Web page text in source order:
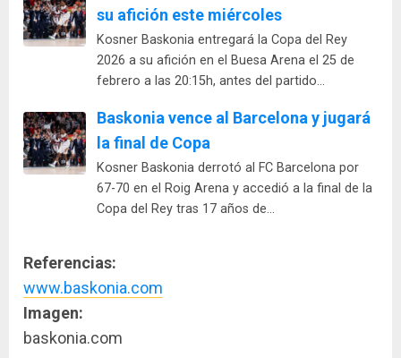
su afición este miércoles
Kosner Baskonia entregará la Copa del Rey
2026 a su afición en el Buesa Arena el 25 de
febrero a las 20:15h, antes del partido…
Baskonia vence al Barcelona y jugará
la final de Copa
Kosner Baskonia derrotó al FC Barcelona por
67-70 en el Roig Arena y accedió a la final de la
Copa del Rey tras 17 años de…
Referencias:
www.baskonia.com
Imagen:
baskonia.com